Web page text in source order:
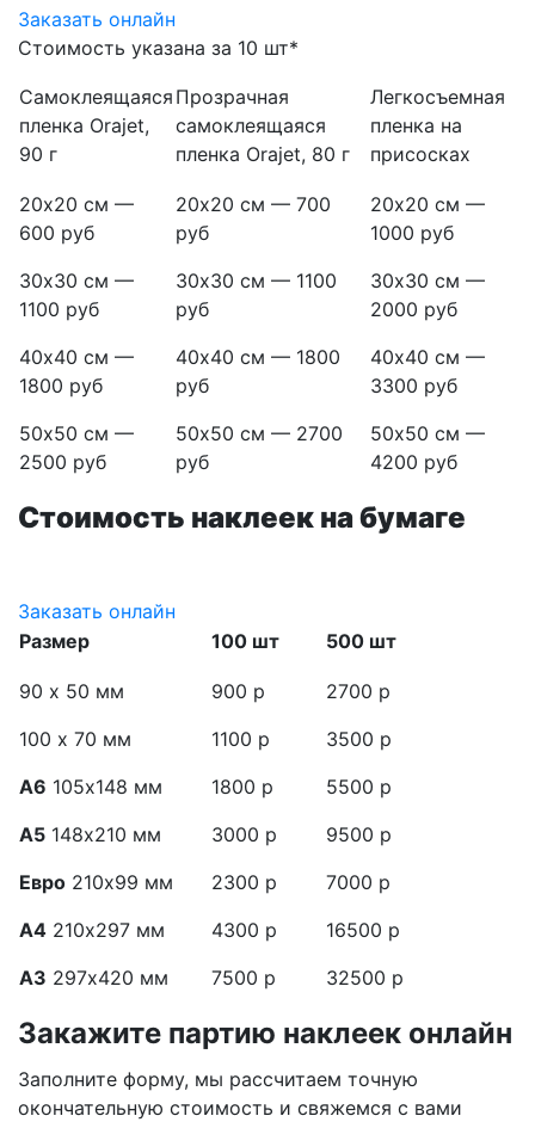
Заказать онлайн
Стоимость указана за 10 шт*
Самоклеящаяся
пленка Orajet,
90 г
Прозрачная
самоклеящаяся
пленка Orajet, 80 г
Легкосъемная
пленка на
присосках
20х20 см —
600 руб
30х30 см —
1100 руб
40х40 см —
1800 руб
50х50 см —
2500 руб
20х20 см — 700
руб
30х30 см — 1100
руб
40х40 см — 1800
руб
50х50 см — 2700
руб
20х20 см —
1000 руб
30х30 см —
2000 руб
40х40 см —
3300 руб
50х50 см —
4200 руб
Стоимость наклеек на бумаге
Заказать онлайн
Размер
100 шт 500 шт
90 х 50 мм
100 х 70 мм
А6 105х148 мм
А5 148х210 мм
Евро 210х99 мм
А4 210х297 мм
А3 297х420 мм
900 р
1100 р
1800 р
3000 р
2300 р
4300 р
7500 р
2700 р
3500 р
5500 р
9500 р
7000 р
16500 р
32500 р
Закажите партию наклеек онлайн
Заполните форму, мы рассчитаем точную
окончательную стоимость и свяжемся с вами